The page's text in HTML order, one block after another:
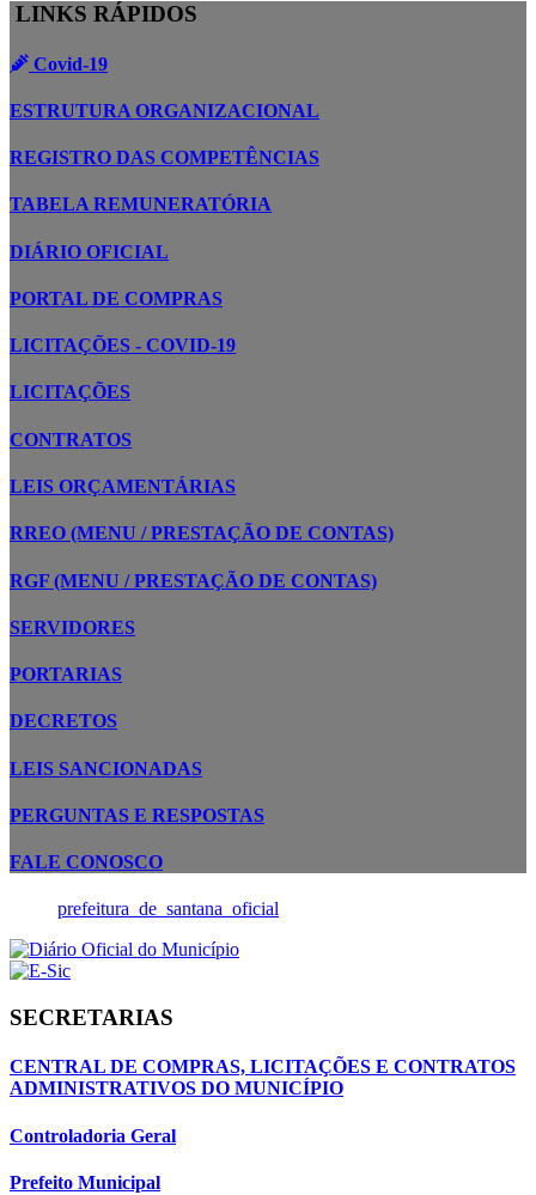
LINKS RÁPIDOS
Covid-19
ESTRUTURA ORGANIZACIONAL
REGISTRO DAS COMPETÊNCIAS
TABELA REMUNERATÓRIA
DIÁRIO OFICIAL
PORTAL DE COMPRAS
LICITAÇÕES - COVID-19
LICITAÇÕES
CONTRATOS
LEIS ORÇAMENTÁRIAS
RREO (MENU / PRESTAÇÃO DE CONTAS)
RGF (MENU / PRESTAÇÃO DE CONTAS)
SERVIDORES
PORTARIAS
DECRETOS
LEIS SANCIONADAS
PERGUNTAS E RESPOSTAS
FALE CONOSCO
prefeitura_de_santana_oficial
SECRETARIAS
CENTRAL DE COMPRAS, LICITAÇÕES E CONTRATOS
ADMINISTRATIVOS DO MUNICÍPIO
Controladoria Geral
Prefeito Municipal